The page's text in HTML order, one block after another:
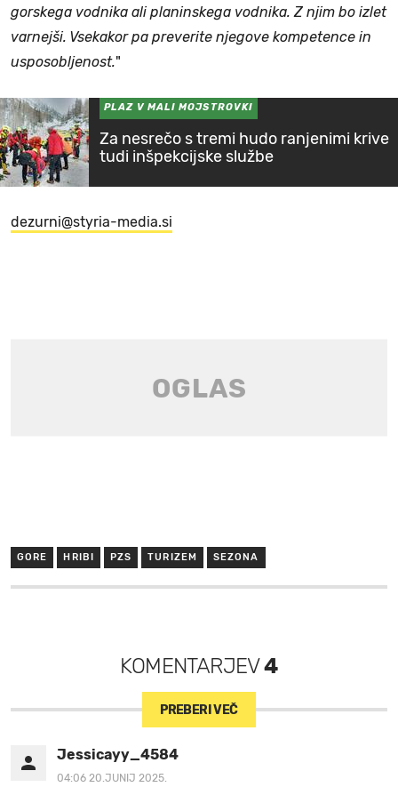
gorskega vodnika ali planinskega vodnika. Z njim bo izlet
varnejši. Vsekakor pa preverite njegove kompetence in
usposobljenost."
PLAZ V MALI MOJSTROVKI
Za nesrečo s tremi hudo ranjenimi krive
tudi inšpekcijske službe
dezurni@styria-media.si
GORE HRIBI PZS TURIZEM SEZONA
KOMENTARJEV4
PREBERI VEČ
Jessicayy_4584
04:06 20.JUNIJ 2025.